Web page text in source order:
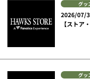
グッ
2026/07/
【ストア
グッ